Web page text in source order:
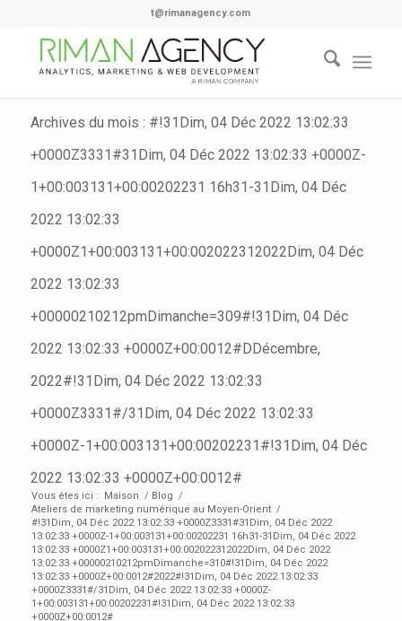
t@rimanagency.com
Archives du mois : #!31Dim, 04 Déc 2022 13:02:33
+0000Z3331#31Dim, 04 Déc 2022 13:02:33 +0000Z-
1+00:003131+00:00202231 16h31-31Dim, 04 Déc
2022 13:02:33
+0000Z1+00:003131+00:002022312022Dim, 04 Déc
2022 13:02:33
+00000210212pmDimanche=309#!31Dim, 04 Déc
2022 13:02:33 +0000Z+00:0012#DDécembre,
2022#!31Dim, 04 Déc 2022 13:02:33
+0000Z3331#/31Dim, 04 Déc 2022 13:02:33
+0000Z-1+00:003131+00:00202231#!31Dim, 04 Déc
2022 13:02:33 +0000Z+00:0012#
Vous êtes ici : Maison / Blog /
Ateliers de marketing numérique au Moyen-Orient /
#!31Dim, 04 Déc 2022 13:02:33 +0000Z3331#31Dim, 04 Déc 2022
13:02:33 +0000Z-1+00:003131+00:00202231 16h31-31Dim, 04 Déc 2022
13:02:33 +0000Z1+00:003131+00:002022312022Dim, 04 Déc 2022
13:02:33 +00000210212pmDimanche=310#!31Dim, 04 Déc 2022
13:02:33 +0000Z+00:0012#2022#!31Dim, 04 Déc 2022 13:02:33
+0000Z3331#/31Dim, 04 Déc 2022 13:02:33 +0000Z-
1+00:003131+00:00202231#!31Dim, 04 Déc 2022 13:02:33
+0000Z+00:0012#